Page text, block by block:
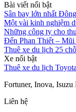
Bài viết nổi bật
Sân bay lớn nhất
Một vài kinh nghiệm
Những công ty cho
Đến Phan Thiết – Mũi
Thuê xe du lịch 25
Xe nổi bật
Thuê xe du lịch
Fortuner, Inova,
Liên hệ